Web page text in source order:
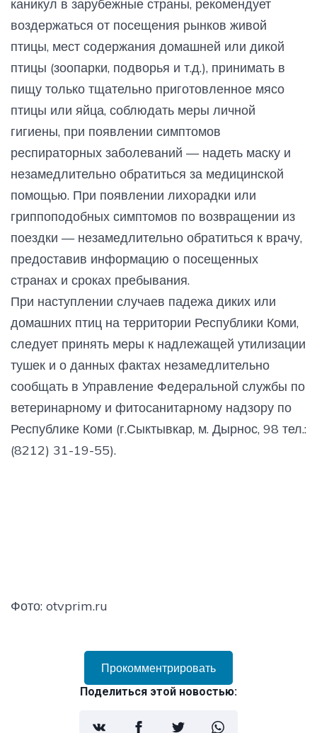
каникул в зарубежные страны, рекомендует
воздержаться от посещения рынков живой
птицы, мест содержания домашней или дикой
птицы (зоопарки, подворья и т.д.), принимать в
пищу только тщательно приготовленное мясо
птицы или яйца, соблюдать меры личной
гигиены, при появлении симптомов
респираторных заболеваний — надеть маску и
незамедлительно обратиться за медицинской
помощью. При появлении лихорадки или
гриппоподобных симптомов по возвращении из
поездки — незамедлительно обратиться к врачу,
предоставив информацию о посещенных
странах и сроках пребывания.
При наступлении случаев падежа диких или
домашних птиц на территории Республики Коми,
следует принять меры к надлежащей утилизации
тушек и о данных фактах незамедлительно
сообщать в Управление Федеральной службы по
ветеринарному и фитосанитарному надзору по
Республике Коми (г.Сыктывкар, м. Дырнос, 98 тел.:
(8212) 31-19-55).
Фото: otvprim.ru
Прокомментрировать
Поделиться этой новостью: